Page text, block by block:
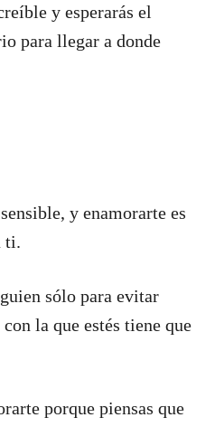
y esperarás el
para llegar a donde
y enamorarte es
ti.
sólo para evitar
la que estés tiene que
porque piensas que